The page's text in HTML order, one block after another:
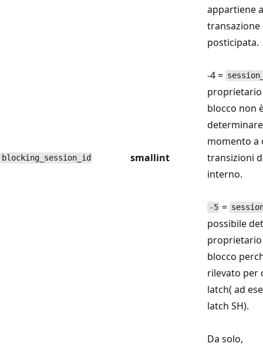
blocking_session_id smallint
appartiene
posticipata.
-4 =
blocco non
momento a
transizioni
interno.
-5 =
possibile
blocco
rilevato per
latch( ad
latch SH).
Da solo,